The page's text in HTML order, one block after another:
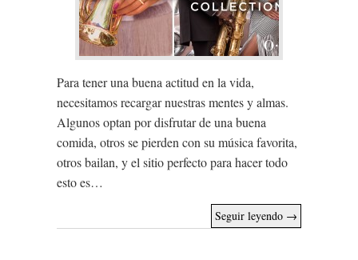
Para tener una buena actitud en la vida,
necesitamos recargar nuestras mentes y almas.
Algunos optan por disfrutar de una buena
comida, otros se pierden con su música favorita,
otros bailan, y el sitio perfecto para hacer todo
esto es…
Seguir leyendo →